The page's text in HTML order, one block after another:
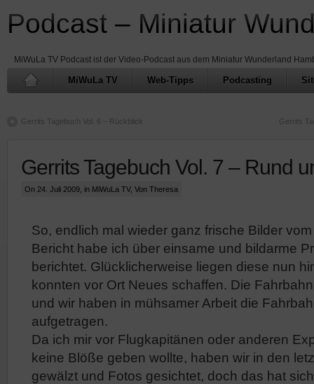
Podcast – Miniatur
MiWuLa TV Podcast ist der Video-Podcast aus dem Miniatur Wunderland
MiWuLa TV Web-Tipps Podcasting
Gerrits Tagebuch Vol. 6 – Rückblick Gerrits
Gerrits Tagebuch Vol. 7 – Rund
On 24. Juli 2009, in MiWuLa TV, Von Theresa
So, endlich mal wieder ganz frische Bilder
Bericht habe ich über einsame und bildarme
berichtet. Glücklicherweise liegen diese nun
konnten vor Ort Neues schaffen. Die
und wir haben in mühsamer Arbeit die
aufgetragen.
Da ich mir vor Flugkapitänen oder anderen
keine Blöße geben wollte, haben wir in den
gewälzt und Fotos gesichtet, doch das hat